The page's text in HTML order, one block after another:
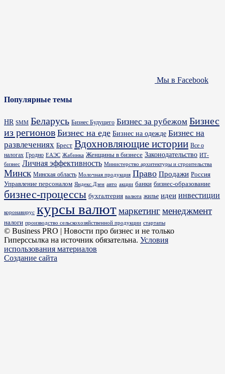
Мы в Facebook
Популярные темы
HR SMM Беларусь Бизнес Будущего Бизнес за рубежом Бизнес
из регионов Бизнес на еде Бизнес на одежде Бизнес на
развлечениях Брест Вдохновляющие истории Все о
налогах Гродно ЕАЭС Жабинка Женщины в бизнесе Законодательство ИТ-
бизнес Личная эффективность Министерство архитектуры и строительства
Минск Минская область Молочная продукция Право Продажи Россия
Управление персоналом Яндекс.Дзен авто акции банки бизнес-образование
бизнес-процессы бухгалтерия валюта жилье идеи инвестиции
коронавирус курсы валютмаркетингменеджмент
налоги производство сельскохозяйственной продукции стартапы
© Business PRO | Новости про бизнес и не только
Гиперссылка на источник обязательна. Условия
использования материалов
Создание сайта